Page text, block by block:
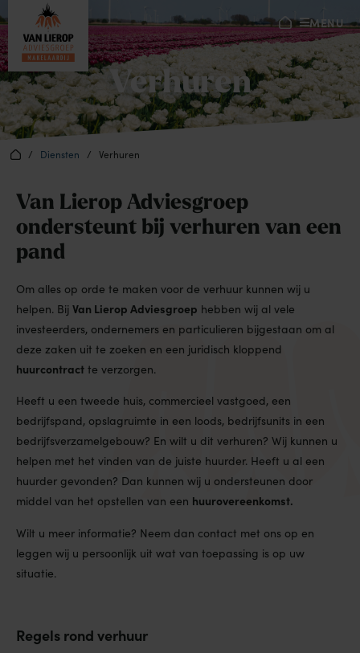
MENU
Verhuren
/ Diensten / Verhuren
Van Lierop Adviesgroep
ondersteunt bij verhuren van een
pand
Om alles op orde te maken voor de verhuur kunnen wij u
helpen. Bij Van Lierop Adviesgroep hebben wij al vele
investeerders, ondernemers en particulieren bijgestaan om al
deze zaken uit te zoeken en een juridisch kloppend
huurcontract te verzorgen.
Heeft u een tweede huis, commercieel vastgoed, een
bedrijfspand, opslagruimte in een loods, bedrijfsunits in een
bedrijfsverzamelgebouw? En wilt u dit verhuren? Wij kunnen u
helpen met het vinden van de juiste huurder. Heeft u al een
huurder gevonden? Dan kunnen wij u ondersteunen door
middel van het opstellen van een huurovereenkomst.
Wilt u meer informatie? Neem dan contact met ons op en
leggen wij u persoonlijk uit wat van toepassing is op uw
situatie.
Regels rond verhuur